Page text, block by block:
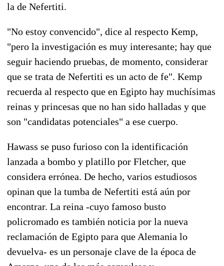
la de Nefertiti.
"No estoy convencido", dice al respecto Kemp,
"pero la investigación es muy interesante; hay que
seguir haciendo pruebas, de momento, considerar
que se trata de Nefertiti es un acto de fe". Kemp
recuerda al respecto que en Egipto hay muchísimas
reinas y princesas que no han sido halladas y que
son "candidatas potenciales" a ese cuerpo.
Hawass se puso furioso con la identificación
lanzada a bombo y platillo por Fletcher, que
considera errónea. De hecho, varios estudiosos
opinan que la tumba de Nefertiti está aún por
encontrar. La reina -cuyo famoso busto
policromado es también noticia por la nueva
reclamación de Egipto para que Alemania lo
devuelva- es un personaje clave de la época de